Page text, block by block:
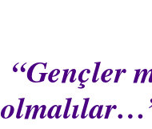
“Gençler